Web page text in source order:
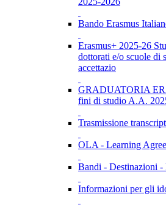
Bando Erasmus
Erasmus+ 2025-26
dottorati e/o scuole di
accettazio
GRADUATORIA
fini di studio A.A.
Trasmissione
OLA - Learning
Bandi - Destinazioni -
Informazioni per gli